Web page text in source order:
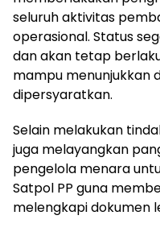
seluruh aktivitas
operasional. Status
dan akan tetap
mampu menunjukkan
dipersyaratkan.
Selain melakukan
juga melayangkan
pengelola menara
Satpol PP guna
melengkapi dokumen